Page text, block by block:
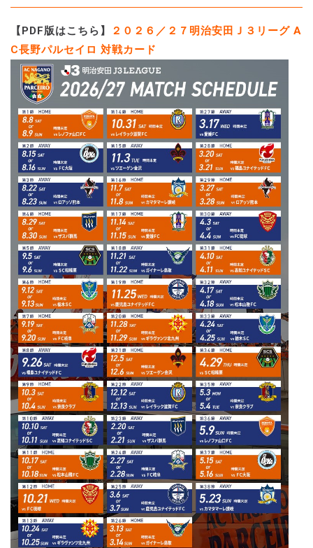
【PDF版はこちら】
２０２６／２７明治安田Ｊ３リーグ A
C長野パルセイロ 対戦カード